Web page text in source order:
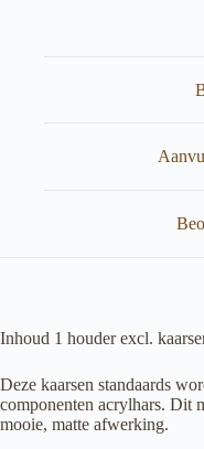
Inhoud 1 houder excl.
Deze kaarsen standaards
componenten acrylhars. Dit
mooie, matte afwerking.